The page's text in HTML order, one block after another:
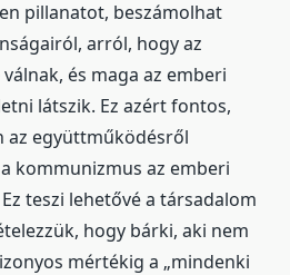
pillanatot, beszámolhat
arról, hogy az
és maga az emberi
látszik. Ez azért fontos,
az együttműködésről
kommunizmus az emberi
teszi lehetővé a társadalom
hogy bárki, aki nem
mértékig a „mindenki